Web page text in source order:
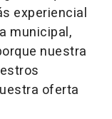
experiencial
municipal,
nuestra
oferta